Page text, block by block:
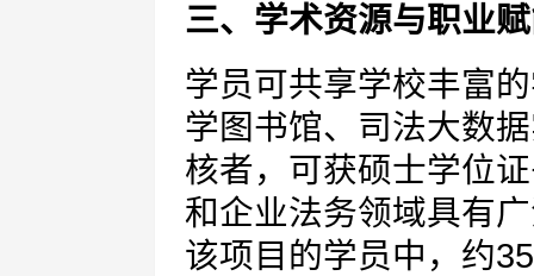
三、学术资源与职业
学员可共享学校丰富
学图书馆、司法大数
核者，可获硕士学位
和企业法务领域具有
该项目的学员中，约